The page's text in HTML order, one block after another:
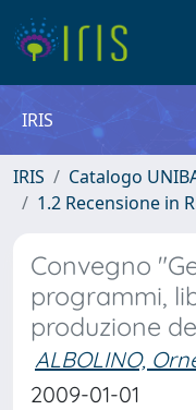
IRIS
IRIS Catalogo
1.2 Recensione in
Convegno
programmi,
produzione
ALBOLINO,
2009-01-01